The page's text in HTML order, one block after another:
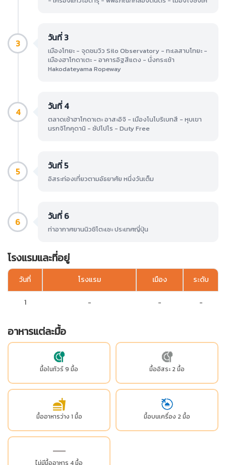
3 วันที่ 3
เมืองโทยะ - จุดชมวิว Silo Observatory - ทะเลสาบโทยะ -
เมืองฮาโกดาเตะ - อาคารอิฐสีแดง - นั่งกระเช้า
Hakodateyama Ropeway
4 วันที่ 4
ตลาดเช้าฮาโกดาเตะ อาสะอิจิ - เมืองโนโบริเบทสึ - หุบเขา
นรกจิโกคุดานิ - ซัปโปโร - Duty Free
5 วันที่ 5
อิสระท่องเที่ยวตามอัธยาศัย หนึ่งวันเต็ม
6 วันที่ 6
ท่าอากาศยานนิวชิโตะเซะ ประเทศญี่ปุ่น
โรงแรมและที่อยู่
วันที่ โรงแรม เมือง ระดับ
1 - - -
อาหารแต่ละมื้อ
มื้อในทัวร์ 9 มื้อ มื้ออิสระ 2 มื้อ
มื้ออาหารว่าง 1 มื้อ มื้อบนเครื่อง 2 มื้อ
ไม่มีมื้ออาหาร 4 มื้อ